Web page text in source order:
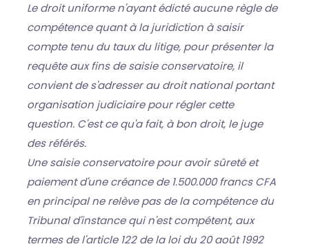
Le droit uniforme n'ayant édicté aucune règle de
compétence quant à la juridiction à saisir
compte tenu du taux du litige, pour présenter la
requête aux fins de saisie conservatoire, il
convient de s'adresser au droit national portant
organisation judiciaire pour régler cette
question. C'est ce qu'a fait, à bon droit, le juge
des référés.
Une saisie conservatoire pour avoir sûreté et
paiement d'une créance de 1.500.000 francs CFA
en principal ne relève pas de la compétence du
Tribunal d'instance qui n'est compétent, aux
termes de l'article 122 de la loi du 20 août 1992